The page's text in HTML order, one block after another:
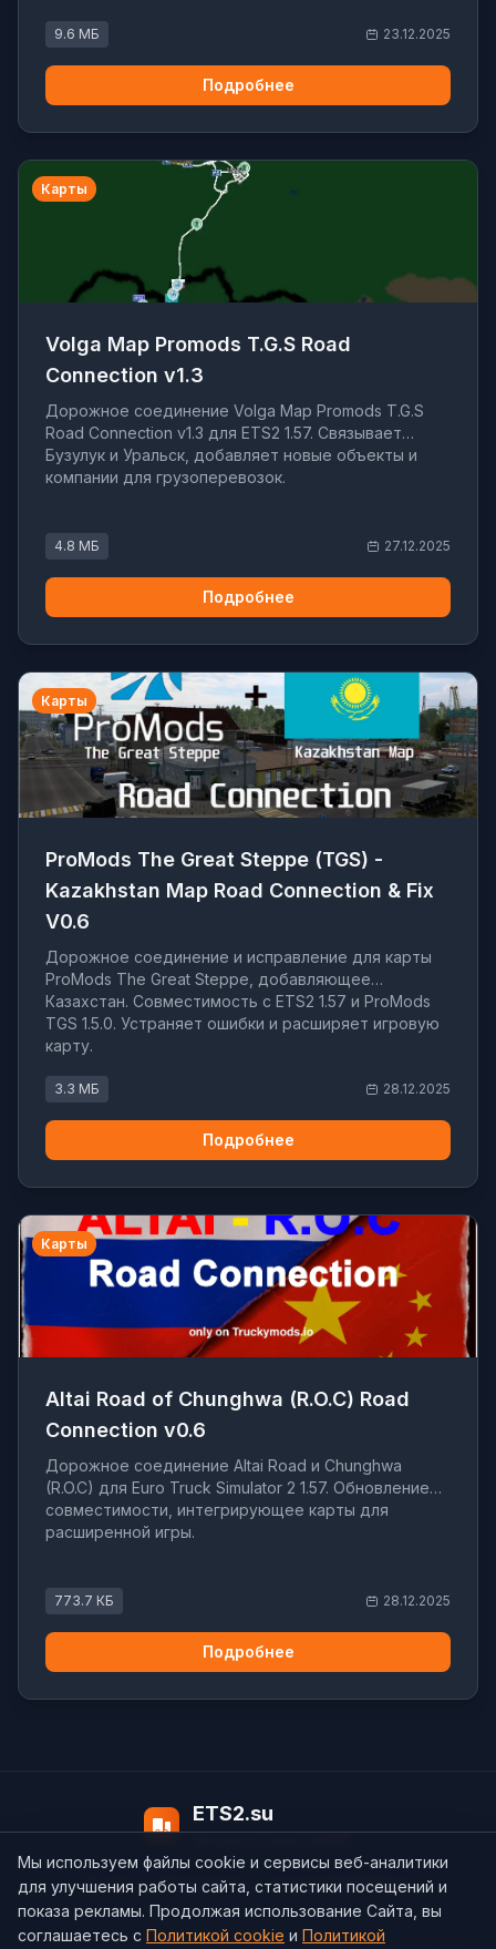
9.6 МБ 23.12.2025
Подробнее
Карты
Volga Map Promods T.G.S Road
Connection v1.3
Дорожное соединение Volga Map Promods T.G.S
Road Connection v1.3 для ETS2 1.57. Связывает
Бузулук и Уральск, добавляет новые объекты и
компании для грузоперевозок.
4.8 МБ 27.12.2025
Подробнее
Карты
ProMods The Great Steppe (TGS) -
Kazakhstan Map Road Connection & Fix
V0.6
Дорожное соединение и исправление для карты
ProMods The Great Steppe, добавляющее
Казахстан. Совместимость с ETS2 1.57 и ProMods
TGS 1.5.0. Устраняет ошибки и расширяет игровую
карту.
3.3 МБ 28.12.2025
Подробнее
Карты
Altai Road of Chunghwa (R.O.C) Road
Connection v0.6
Дорожное соединение Altai Road и Chunghwa
(R.O.C) для Euro Truck Simulator 2 1.57. Обновление
совместимости, интегрирующее карты для
расширенной игры.
773.7 КБ 28.12.2025
Подробнее
ETS2.su
О нас Контакты support@ets2.su
Мы используем файлы cookie и сервисы веб-аналитики
для улучшения работы сайта, статистики посещений и
показа рекламы. Продолжая использование Сайта, вы
соглашаетесь с Политикой cookie и Политикой